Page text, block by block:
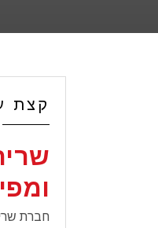
קצת
חברת שרית הפקות